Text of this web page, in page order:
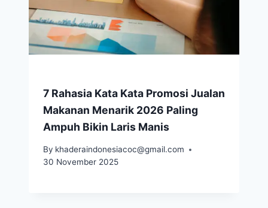
7 Rahasia Kata Kata Promosi Jualan
Makanan Menarik 2026 Paling
Ampuh Bikin Laris Manis
By khaderaindonesiacoc@gmail.com
30 November 2025